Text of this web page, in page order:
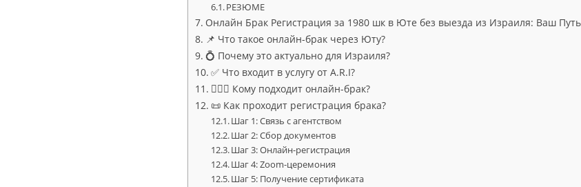
РЕЗЮМЕ
Онлайн Брак Регистрация за 1980 шк в Юте без выезда из Израиля: Ваш
📌 Что такое онлайн-брак через Юту?
💍 Почему это актуально для Израиля?
✅ Что входит в услугу от A.R.I?
👩‍❤️‍👨 Кому подходит онлайн-брак?
📜 Как проходит регистрация брака?
Шаг 1: Связь с агентством
Шаг 2: Сбор документов
Шаг 3: Онлайн-регистрация
Шаг 4: Zoom-церемония
Шаг 5: Получение сертификата